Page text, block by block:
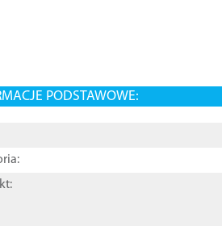
PODSTAWOWE: